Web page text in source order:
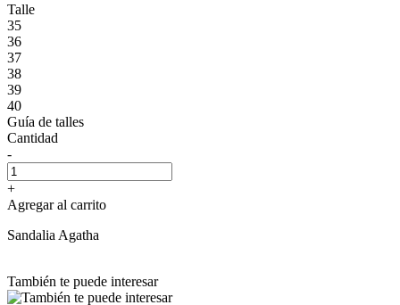
Talle
35
36
37
38
39
40
Guía de talles
Cantidad
-
+
Agregar al carrito
Sandalia Agatha
También te puede interesar